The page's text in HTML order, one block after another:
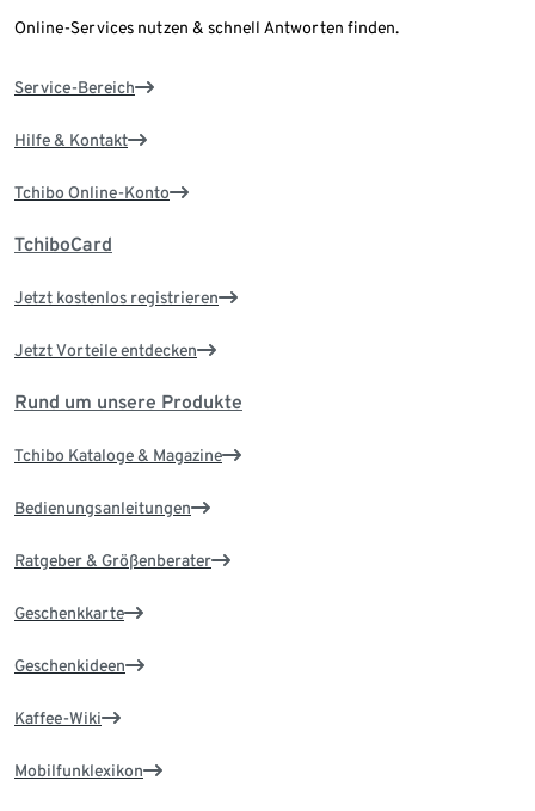
Online-Services nutzen & schnell Antworten finden.
Service-Bereich
Hilfe & Kontakt
Tchibo Online-Konto
TchiboCard
Jetzt kostenlos registrieren
Jetzt Vorteile entdecken
Rund um unsere Produkte
Tchibo Kataloge & Magazine
Bedienungsanleitungen
Ratgeber & Größenberater
Geschenkkarte
Geschenkideen
Kaffee-Wiki
Mobilfunklexikon